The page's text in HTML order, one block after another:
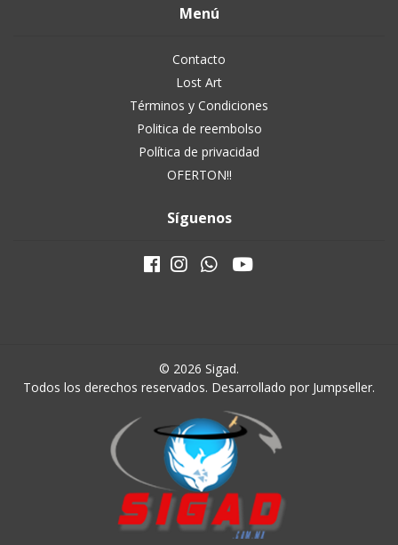
Menú
Contacto
Lost Art
Términos y Condiciones
Politica de reembolso
Política de privacidad
OFERTON!!
Síguenos
© 2026 Sigad.
Todos los derechos reservados. Desarrollado por Jumpseller.